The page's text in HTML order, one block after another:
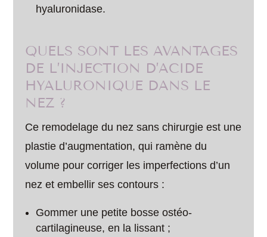
hyaluronidase.
QUELS SONT LES AVANTAGES
DE L’INJECTION D’ACIDE
HYALURONIQUE DANS LE
NEZ ?
Ce remodelage du nez sans chirurgie est une
plastie d’augmentation, qui ramène du
volume pour corriger les imperfections d’un
nez et embellir ses contours :
Gommer une petite bosse ostéo-
cartilagineuse, en la lissant ;